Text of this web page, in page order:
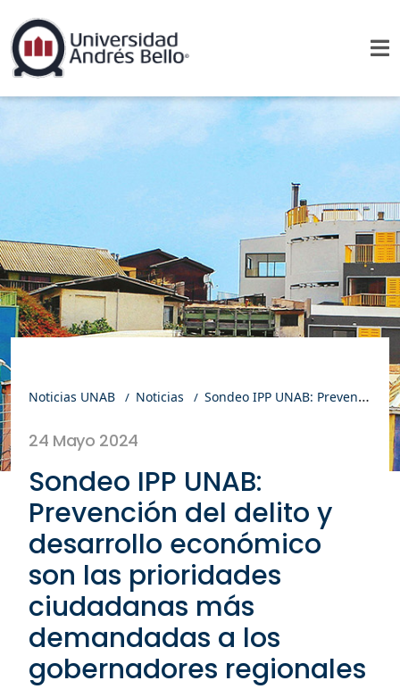
Noticias UNAB Noticias Sondeo IPP UNAB: Prevención del delito y desarrollo económico son las prioridades ciudadanas más demandadas a los gobernadores regionales
24 Mayo 2024
Sondeo IPP UNAB:
Prevención del delito y
desarrollo económico
son las prioridades
ciudadanas más
demandadas a los
gobernadores regionales